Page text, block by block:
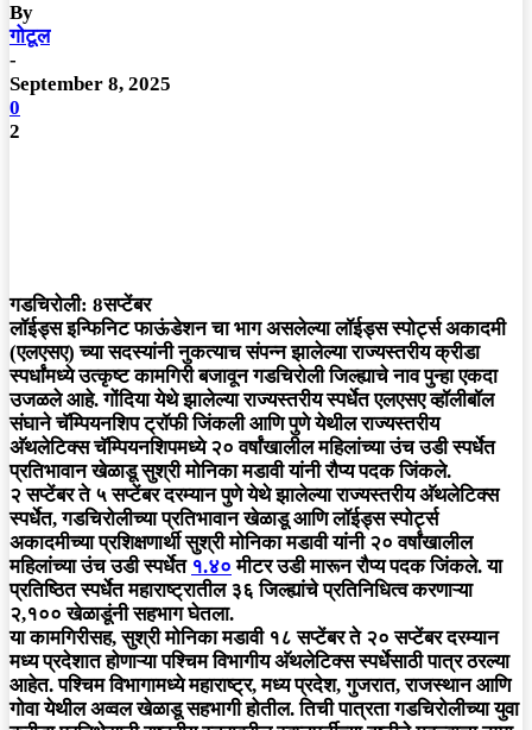
By
गोटूल
-
September 8, 2025
0
2
गडचिरोली: 8सप्टेंबर
लॉईड्स इन्फिनिट फाऊंडेशन चा भाग असलेल्या लॉईड्स स्पोर्ट्स अकादमी
(एलएसए) च्या सदस्यांनी नुकत्याच संपन्न झालेल्या राज्यस्तरीय क्रीडा
स्पर्धांमध्ये उत्कृष्ट कामगिरी बजावून गडचिरोली जिल्ह्याचे नाव पुन्हा एकदा
उजळले आहे. गोंदिया येथे झालेल्या राज्यस्तरीय स्पर्धेत एलएसए व्हॉलीबॉल
संघाने चॅम्पियनशिप ट्रॉफी जिंकली आणि पुणे येथील राज्यस्तरीय
अ‍ॅथलेटिक्स चॅम्पियनशिपमध्ये २० वर्षांखालील महिलांच्या उंच उडी स्पर्धेत
प्रतिभावान खेळाडू सुश्री मोनिका मडावी यांनी रौप्य पदक जिंकले.
२ सप्टेंबर ते ५ सप्टेंबर दरम्यान पुणे येथे झालेल्या राज्यस्तरीय अ‍ॅथलेटिक्स
स्पर्धेत, गडचिरोलीच्या प्रतिभावान खेळाडू आणि लॉईड्स स्पोर्ट्स
अकादमीच्या प्रशिक्षणार्थी सुश्री मोनिका मडावी यांनी २० वर्षांखालील
महिलांच्या उंच उडी स्पर्धेत १.४० मीटर उडी मारून रौप्य पदक जिंकले. या
प्रतिष्ठित स्पर्धेत महाराष्ट्रातील ३६ जिल्ह्यांचे प्रतिनिधित्व करणाऱ्या
२,१०० खेळाडूंनी सहभाग घेतला.
या कामगिरीसह, सुश्री मोनिका मडावी १८ सप्टेंबर ते २० सप्टेंबर दरम्यान
मध्य प्रदेशात होणाऱ्या पश्चिम विभागीय अ‍ॅथलेटिक्स स्पर्धेसाठी पात्र ठरल्या
आहेत. पश्चिम विभागामध्ये महाराष्ट्र, मध्य प्रदेश, गुजरात, राजस्थान आणि
गोवा येथील अव्वल खेळाडू सहभागी होतील. तिची पात्रता गडचिरोलीच्या युवा